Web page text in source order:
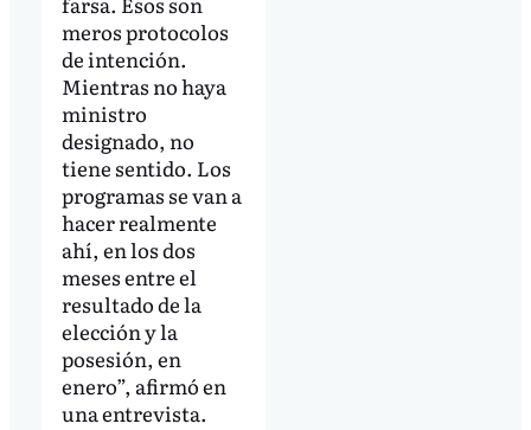
meros protocolos
de intención.
Mientras no haya
ministro
designado, no
tiene sentido. Los
programas se van a
hacer realmente
ahí, en los dos
meses entre el
resultado de la
elección y la
posesión, en
enero”, afirmó en
una entrevista.